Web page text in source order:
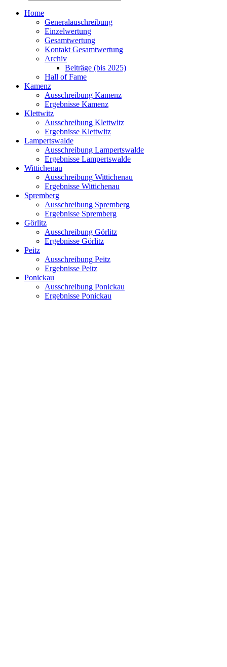
Home
Generalauschreibung
Einzelwertung
Gesamtwertung
Kontakt Gesamtwertung
Archiv
Beiträge (bis 2025)
Hall of Fame
Kamenz
Ausschreibung Kamenz
Ergebnisse Kamenz
Klettwitz
Ausschreibung Klettwitz
Ergebnisse Klettwitz
Lampertswalde
Ausschreibung Lampertswalde
Ergebnisse Lampertswalde
Wittichenau
Ausschreibung Wittichenau
Ergebnisse Wittichenau
Spremberg
Ausschreibung Spremberg
Ergebnisse Spremberg
Görlitz
Ausschreibung Görlitz
Ergebnisse Görlitz
Peitz
Ausschreibung Peitz
Ergebnisse Peitz
Ponickau
Ausschreibung Ponickau
Ergebnisse Ponickau